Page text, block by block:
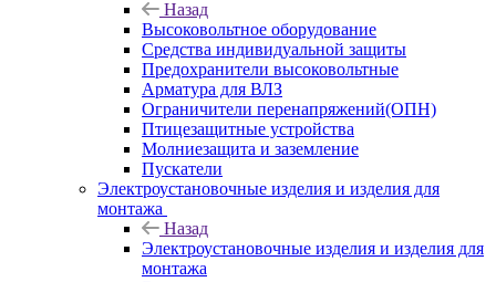
Назад
Высоковольтное оборудование
Средства индивидуальной защиты
Предохранители высоковольтные
Арматура для ВЛЗ
Ограничители перенапряжений(ОПН)
Птицезащитные устройства
Молниезащита и заземление
Пускатели
Электроустановочные изделия и изделия для
монтажа
Назад
Электроустановочные изделия и изделия для
монтажа